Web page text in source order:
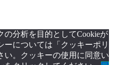
の分析を目的としてCookieが
については「クッキーポリ
い。クッキーの使用に同意い